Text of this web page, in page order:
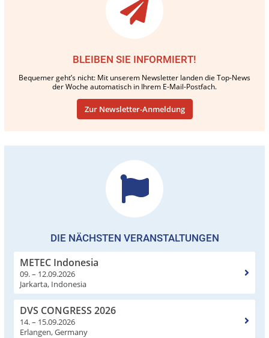
BLEIBEN SIE INFORMIERT!
Bequemer geht’s nicht: Mit unserem Newsletter landen die Top-News
der Woche automatisch in Ihrem E-Mail-Postfach.
Zur Newsletter-Anmeldung
DIE NÄCHSTEN VERANSTALTUNGEN
METEC Indonesia
09. – 12.09.2026
Jarkarta, Indonesia
DVS CONGRESS 2026
14. – 15.09.2026
Erlangen, Germany